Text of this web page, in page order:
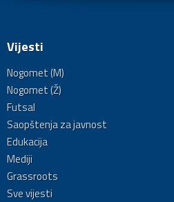
Vijesti
Nogomet (M)
Nogomet (Ž)
Futsal
Saopštenja za javnost
Edukacija
Mediji
Grassroots
Sve vijesti